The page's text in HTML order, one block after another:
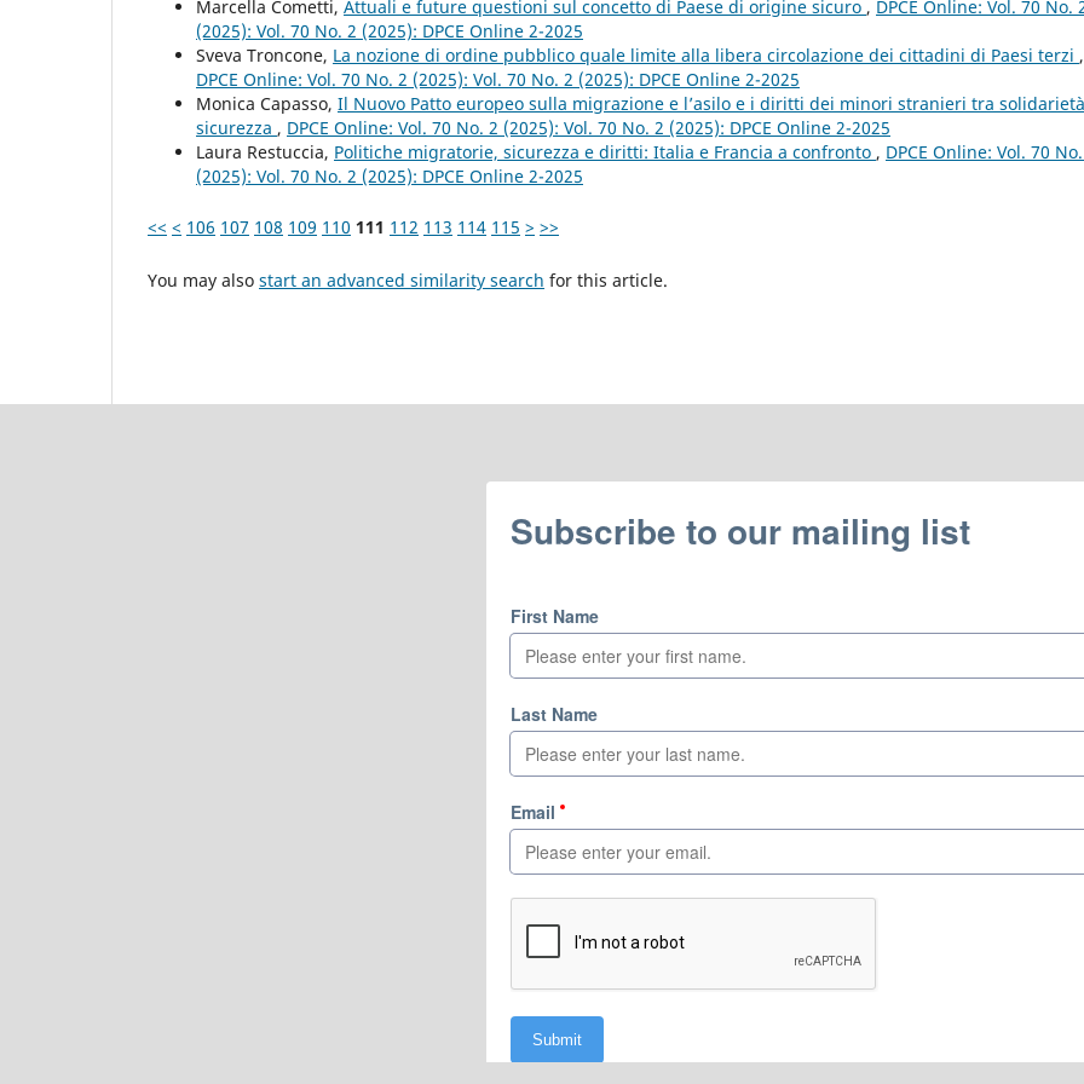
Marcella Cometti, Attuali e future questioni sul concetto di Paese di origine sicuro , DPCE Online: Vol. 70 No.
(2025): Vol. 70 No. 2 (2025): DPCE Online 2-2025
Sveva Troncone, La nozione di ordine pubblico quale limite alla libera circolazione dei cittadini di Paesi terzi ,
DPCE Online: Vol. 70 No. 2 (2025): Vol. 70 No. 2 (2025): DPCE Online 2-2025
Monica Capasso, Il Nuovo Patto europeo sulla migrazione e l’asilo e i diritti dei minori stranieri tra
sicurezza , DPCE Online: Vol. 70 No. 2 (2025): Vol. 70 No. 2 (2025): DPCE Online 2-2025
Laura Restuccia, Politiche migratorie, sicurezza e diritti: Italia e Francia a confronto , DPCE Online: Vol. 70
(2025): Vol. 70 No. 2 (2025): DPCE Online 2-2025
<< < 106 107 108 109 110 111 112 113 114 115 > >>
You may also start an advanced similarity search for this article.